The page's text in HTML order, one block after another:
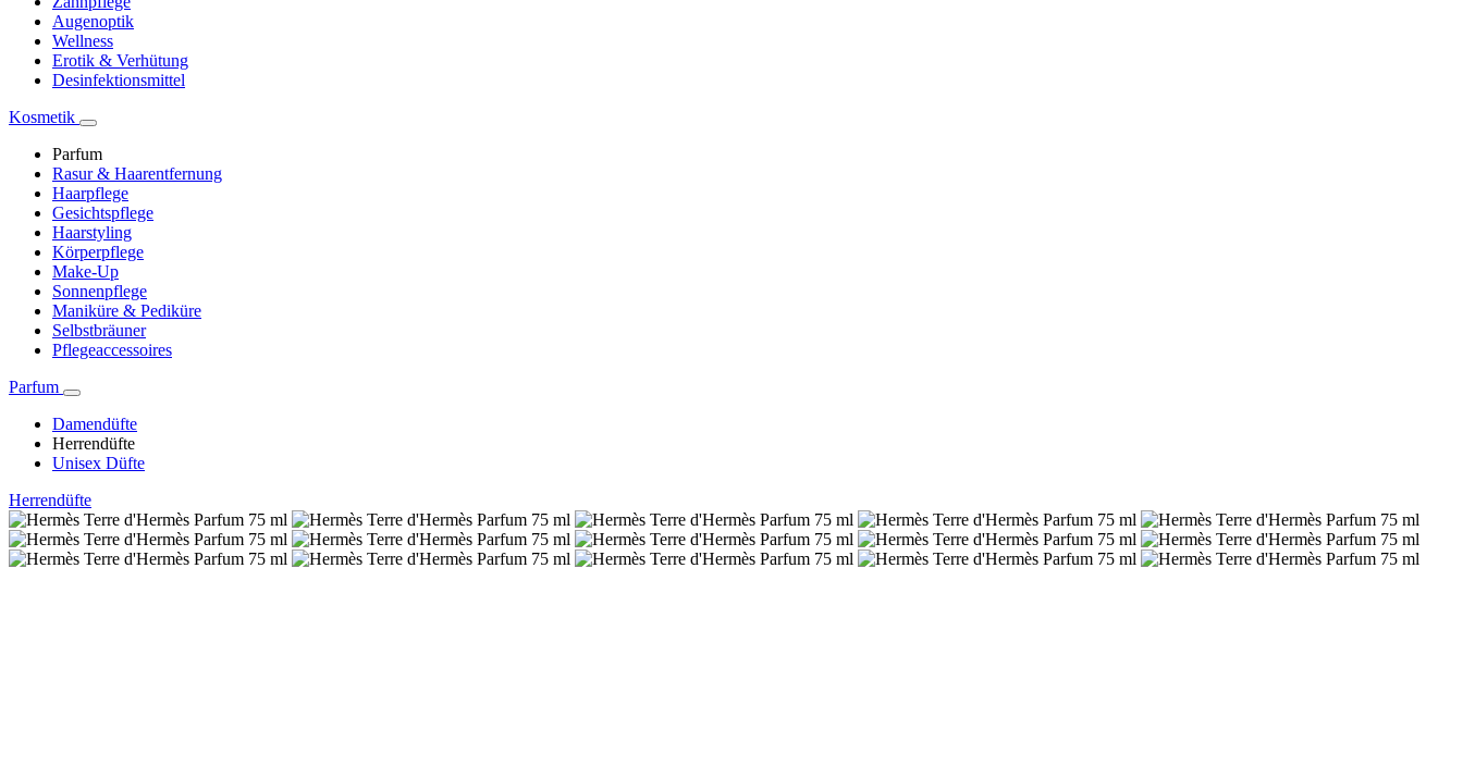
Augenoptik
Wellness
Erotik & Verhütung
Desinfektionsmittel
Kosmetik
Parfum
Rasur & Haarentfernung
Haarpflege
Gesichtspflege
Haarstyling
Körperpflege
Make-Up
Sonnenpflege
Maniküre & Pediküre
Selbstbräuner
Pflegeaccessoires
Parfum
Damendüfte
Herrendüfte
Unisex Düfte
Herrendüfte